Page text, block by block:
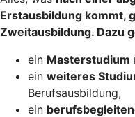
Erstausbildung kommt,
Zweitausbildung. Dazu
ein Masterstudium
ein weiteres
Berufsausbildung,
ein